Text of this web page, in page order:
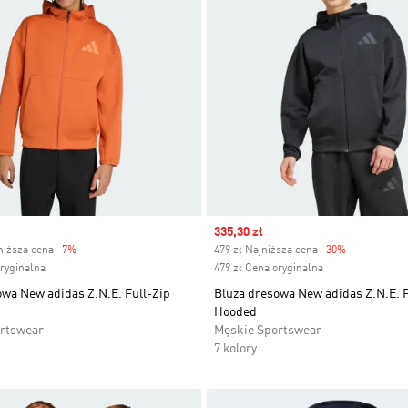
cena -7%Discount
New adidas Z.N.E. Full-Zip
Sale price
335,30 zł
479 zł Najniższa cena -30%
479 zł Cena oryginalna
Bluza dresowa New adidas Z.N.E.
Hooded
Męskie Sportswear
7 kolory